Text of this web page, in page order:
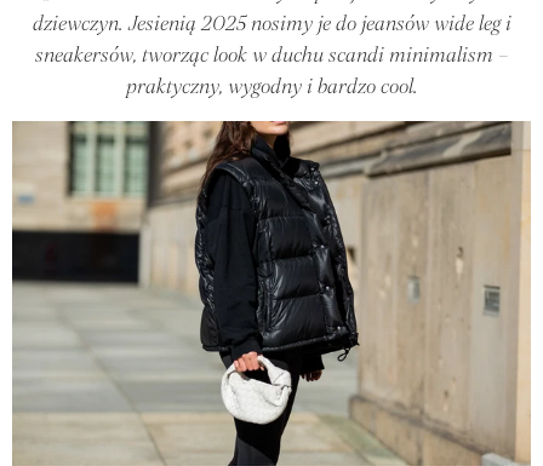
dziewczyn. Jesienią 2025 nosimy je do jeansów wide leg i
sneakersów, tworząc look w duchu scandi minimalism –
praktyczny, wygodny i bardzo cool.